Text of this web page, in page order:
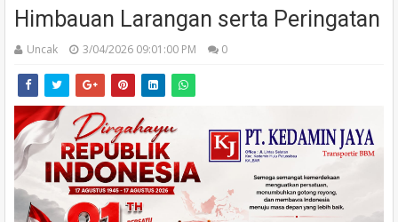
Himbauan Larangan serta Peringatan
Uncak 3/04/2026 09:01:00 PM 0